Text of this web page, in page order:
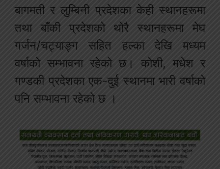
बागमती र लुम्बिनी प्रदेशका केही स्थानहरूमा
तथा बाँकी प्रदेशको थोरै स्थानहरूमा मेघ
गर्जन/चट्याङ्ग सहित हल्का देखि मध्यम
वर्षाको सम्भावना रहेको छ। कोशी, मधेश र
गण्डकी प्रदेशका एक-दुई स्थानमा भारी वर्षाको
पनि सम्भावना रहेको छ ।